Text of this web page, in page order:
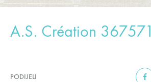
A.S. Création 367571
PODIJELI